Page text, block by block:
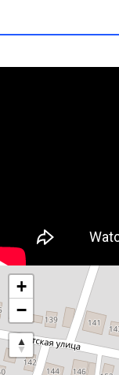
+
−